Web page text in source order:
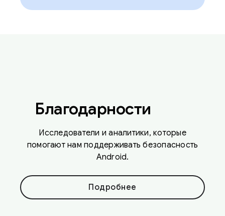
Благодарности
Исследователи и аналитики, которые
помогают нам поддерживать безопасность
Android.
Подробнее